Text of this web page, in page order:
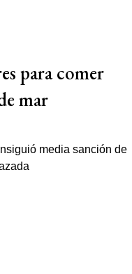
para comer
mar